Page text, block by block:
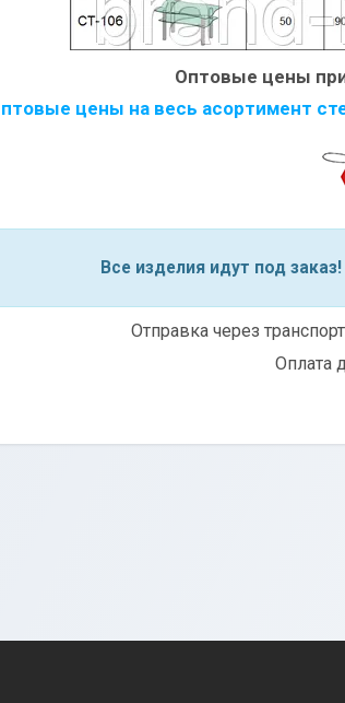
Оптовые цены
цены на весь асортимент
Все изделия идут под заказ!
Отправка через
Оплата